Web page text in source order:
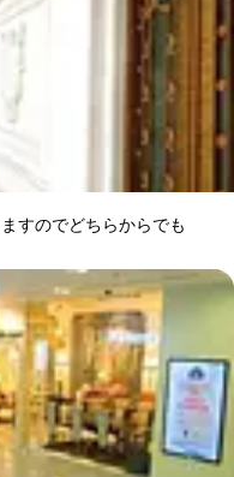
すのでどちらからでも